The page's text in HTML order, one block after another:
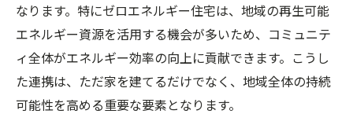
なります。特にゼロエネルギー住宅は、地域の再生可能
エネルギー資源を活用する機会が多いため、コミュニテ
ィ全体がエネルギー効率の向上に貢献できます。こうし
た連携は、ただ家を建てるだけでなく、地域全体の持続
可能性を高める重要な要素となります。